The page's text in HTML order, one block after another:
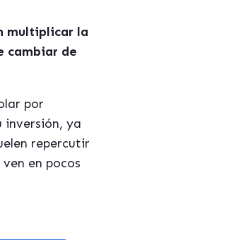
multiplicar la
cambiar de
r por
inversión, ya
repercutir
en pocos